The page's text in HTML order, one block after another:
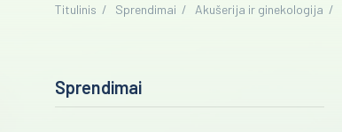
Titulinis Sprendimai Akušerija ir ginekologija
Sprendimai